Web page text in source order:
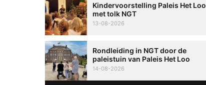
Kindervoorstelling Paleis Het Loo
met tolk NGT
13-08-2026
Rondleiding in NGT door de
paleistuin van Paleis Het Loo
14-08-2026